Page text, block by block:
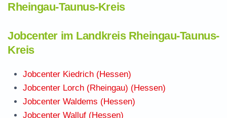
Rheingau-Taunus-Kreis
Jobcenter im Landkreis Rheingau-Taunus-
Kreis
Jobcenter Kiedrich (Hessen)
Jobcenter Lorch (Rheingau) (Hessen)
Jobcenter Waldems (Hessen)
Jobcenter Walluf (Hessen)